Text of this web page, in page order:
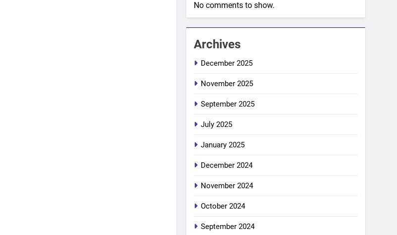
No comments to show.
Archives
December 2025
November 2025
September 2025
July 2025
January 2025
December 2024
November 2024
October 2024
September 2024